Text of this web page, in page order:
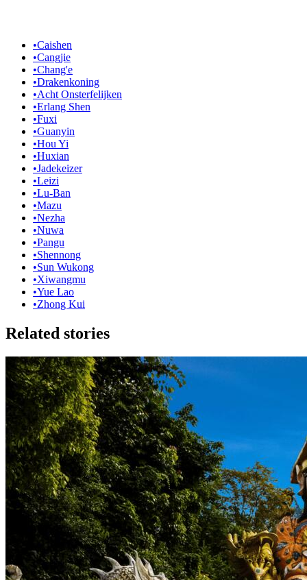
•Caishen
•Cangjie
•Chang'e
•Drakenkoning
•Acht Onsterfelijken
•Erlang Shen
•Fuxi
•Guanyin
•Hou Yi
•Huxian
•Jadekeizer
•Leizi
•Lu-Ban
•Mazu
•Nezha
•Nuwa
•Pangu
•Shennong
•Sun Wukong
•Xiwangmu
•Yue Lao
•Zhong Kui
Related stories